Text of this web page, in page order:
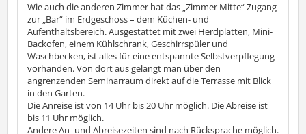
Wie auch die anderen Zimmer hat das „Zimmer Mitte“ Zugang
zur „Bar“ im Erdgeschoss – dem Küchen- und
Aufenthaltsbereich. Ausgestattet mit zwei Herdplatten, Mini-
Backofen, einem Kühlschrank, Geschirrspüler und
Waschbecken, ist alles für eine entspannte Selbstverpflegung
vorhanden. Von dort aus gelangt man über den
angrenzenden Seminarraum direkt auf die Terrasse mit Blick
in den Garten.
Die Anreise ist von 14 Uhr bis 20 Uhr möglich. Die Abreise ist
bis 11 Uhr möglich.
Andere An- und Abreisezeiten sind nach Rücksprache möglich.